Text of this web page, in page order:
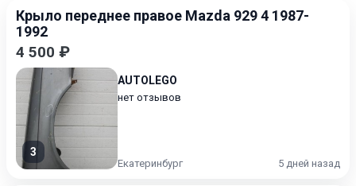
Крыло переднее правое Mazda 929 4 1987-
1992
4 500 ₽
3
AUTOLEGO
нет отзывов
Екатеринбург 5 дней назад